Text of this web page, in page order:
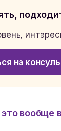
на
это вообще